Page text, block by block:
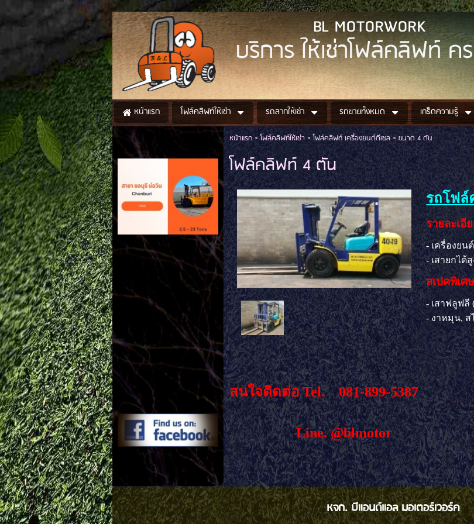
BL MOTORWORK
บริการ ให้เช่าโฟล์คลิฟท์ ค
หน้าแรก โฟล์คลิฟท์ให้เช่า รถลากให้เช่า รถขายทั้งหมด เกร็ดความรู้
หน้าแรก>โฟล์คลิฟท์ให้เช่า>โฟล์คลิฟท์ เครื่องยนต์ดีเซล>ขนาด 4 ตัน
โฟล์คลิฟท์ 4 ตัน
รถโฟล์
รายละเอี
- เครื่องยน
- เสายกได้
สเปคพิเศ
- เสาฟลูฟลี
- งาหมุน, ส
สนใจติดต่อ Tel.081-899-5387
Line. @blmotor
หจก. บีแอนด์แอล มอเตอร์เวอร์ค